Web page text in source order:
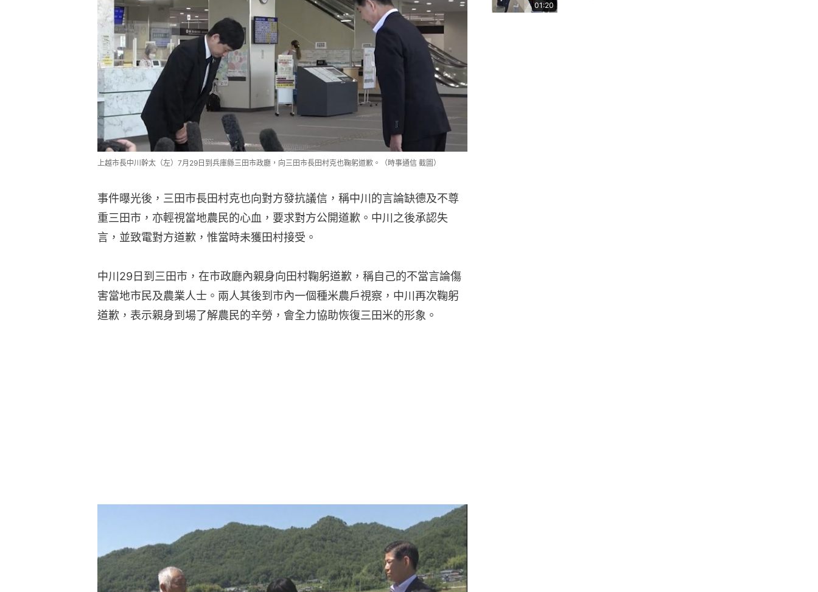
上越市長中川幹太（左）7月29日到兵庫縣三田市政廳，向三田市長田村克也鞠躬道歉。（時事通信 截圖）
事件曝光後，三田市長田村克也向對方發抗議信，稱中川的言論缺德及不尊
重三田市，亦輕視當地農民的心血，要求對方公開道歉。中川之後承認失
言，並致電對方道歉，惟當時未獲田村接受。
中川29日到三田市，在市政廳內親身向田村鞠躬道歉，稱自己的不當言論傷
害當地市民及農業人士。兩人其後到市內一個種米農戶視察，中川再次鞠躬
道歉，表示親身到場了解農民的辛勞，會全力協助恢復三田米的形象。
01:20